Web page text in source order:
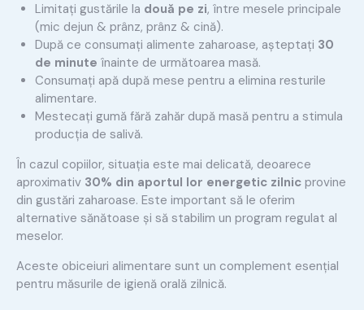
Limitați gustările la două pe zi, între mesele principale
(mic dejun & prânz, prânz & cină).
După ce consumați alimente zaharoase, așteptați 30
de minute înainte de următoarea masă.
Consumați apă după mese pentru a elimina resturile
alimentare.
Mestecați gumă fără zahăr după masă pentru a stimula
producția de salivă.
În cazul copiilor, situația este mai delicată, deoarece
aproximativ 30% din aportul lor energetic zilnic provine
din gustări zaharoase. Este important să le oferim
alternative sănătoase și să stabilim un program regulat al
meselor.
Aceste obiceiuri alimentare sunt un complement esențial
pentru măsurile de igienă orală zilnică.